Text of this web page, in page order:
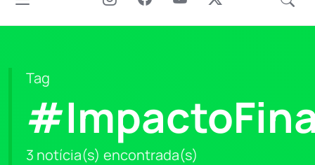
Tag
3 notícia(s) encontrada(s)